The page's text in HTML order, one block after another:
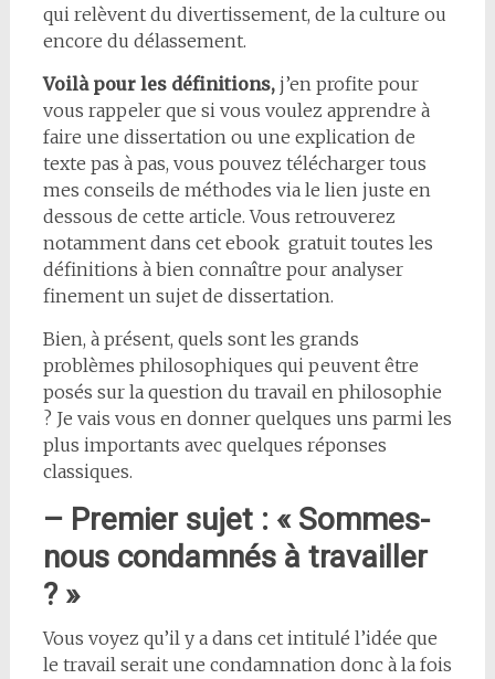
qui relèvent du divertissement, de la culture ou
encore du délassement.
Voilà pour les définitions,j’en profite pour
vous rappeler que si vous voulez apprendre à
faire une dissertation ou une explication de
texte pas à pas, vous pouvez télécharger tous
mes conseils de méthodes via le lien juste en
dessous de cette article. Vous retrouverez
notamment dans cet ebook gratuit toutes les
définitions à bien connaître pour analyser
finement un sujet de dissertation.
Bien, à présent, quels sont les grands
problèmes philosophiques qui peuvent être
posés sur la question du travail en philosophie
? Je vais vous en donner quelques uns parmi les
plus importants avec quelques réponses
classiques.
– Premier sujet : « Sommes-
nous condamnés à travailler
? »
Vous voyez qu’il y a dans cet intitulé l’idée que
le travail serait une condamnation donc à la fois